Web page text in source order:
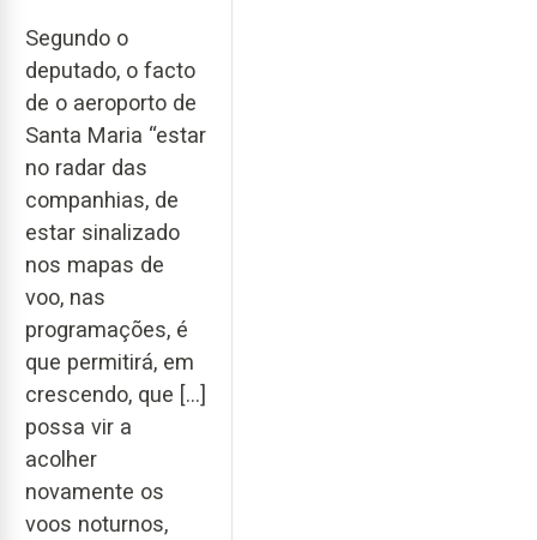
Segundo o
deputado, o facto
de o aeroporto de
Santa Maria “estar
no radar das
companhias, de
estar sinalizado
nos mapas de
voo, nas
programações, é
que permitirá, em
crescendo, que […]
possa vir a
acolher
novamente os
voos noturnos,